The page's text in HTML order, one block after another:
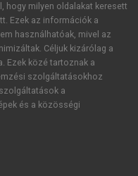
hogy milyen oldalakat keresett
Ezek az információk a
használhatóak, mivel az
Céljuk kizárólag a
Ezek közé tartoznak a
szolgáltatásokhoz
a
és a közösségi